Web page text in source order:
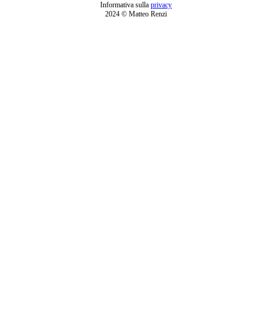
Informativa sulla privacy
2024 © Matteo Renzi